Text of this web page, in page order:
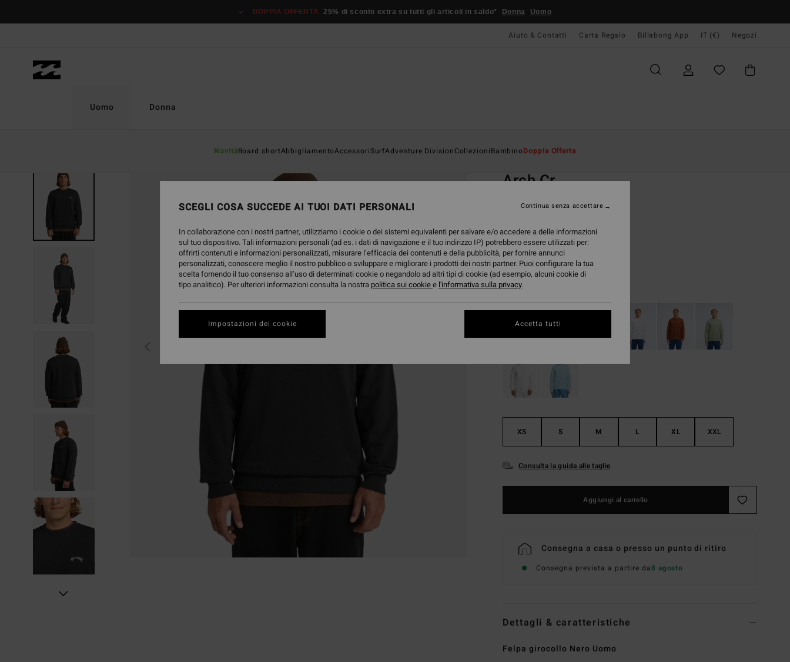
prodotto
DOPPIA OFFERTA 25% di sconto extra su tutti gli articoli in saldo* Donna Uomo
Aiuto & Contatti Carta Regalo Billabong App IT (€) Negozi
Uomo
NovitàBoard shortAbbigliamentoAccessoriSurfAdventure DivisionCollezioniBambinoDoppia Offerta
Donna
Arch Cr
ECO-BONUS
59,95 €
Colori
XS S M L XL XXL
Consulta la guida alle taglie
Aggiungi al carrello
Consegna a casa o presso un punto di ritiro
Consegna prevista a partire da8 agosto
Dettagli & caratteristiche
Felpa girocollo Nero Uomo
SCEGLI COSA SUCCEDE AI TUOI DATI PERSONALI
In collaborazione con i nostri partner, utilizziamo i cookie o dei sistemi equivalenti per salvare e/o accedere a delle informazioni
sul tuo dispositivo. Tali informazioni personali (ad es. i dati di navigazione e il tuo indirizzo IP) potrebbero essere utilizzati per:
offrirti contenuti e informazioni personalizzati, misurare l’efficacia dei contenuti e della pubblicità, per fornire annunci
personalizzati, conoscere meglio il nostro pubblico o sviluppare e migliorare i prodotti dei nostri partner. Puoi configurare la tua
scelta fornendo il tuo consenso all’uso di determinati cookie o negandolo ad altri tipi di cookie (ad esempio, alcuni cookie di
tipo analitico). Per ulteriori informazioni consulta la nostra politica sui cookiee l'informativa sulla privacy.
Impostazioni dei cookie
Continua senza accettare
Accetta tutti